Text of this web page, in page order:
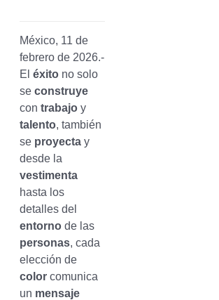
México, 11 de
febrero de 2026.-
El éxitono solo
se construye
con trabajoy
talento, también
se proyectay
desde la
vestimenta
hasta los
detalles del
entornode las
personas, cada
elección de
colorcomunica
un mensaje